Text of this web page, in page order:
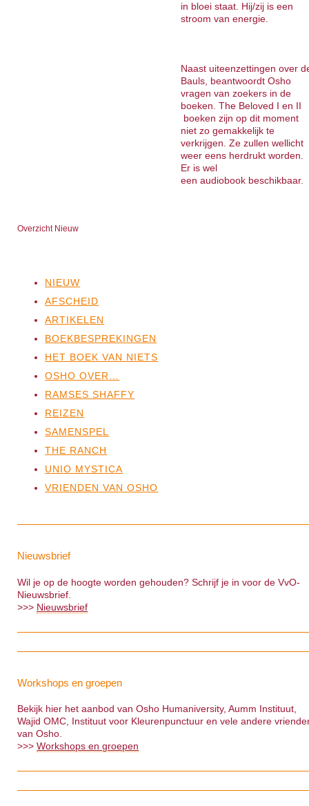
in bloei staat. Hij/zij is een
stroom van energie.
Naast uiteenzettingen over
Bauls, beantwoordt Osho
vragen van zoekers in de
boeken. The Beloved I en II
boeken zijn op dit moment
niet zo gemakkelijk te
verkrijgen. Ze zullen wellicht
weer eens herdrukt worden.
Er is wel
een audiobook beschikbaar.
Overzicht Nieuw
NIEUW
AFSCHEID
ARTIKELEN
BOEKBESPREKINGEN
HET BOEK VAN NIETS
OSHO OVER…
RAMSES SHAFFY
REIZEN
SAMENSPEL
THE RANCH
UNIO MYSTICA
VRIENDEN VAN OSHO
Nieuwsbrief
Wil je op de hoogte worden gehouden? Schrijf je in voor de VvO-
Nieuwsbrief.
>>> Nieuwsbrief
Workshops en groepen
Bekijk hier het aanbod van Osho Humaniversity, Aumm Instituut,
Wajid OMC, Instituut voor Kleurenpunctuur en vele andere
van Osho.
>>>Workshops en groepen